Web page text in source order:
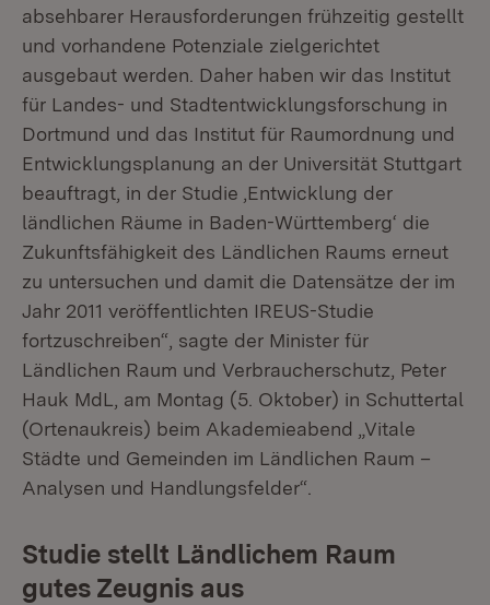
absehbarer Herausforderungen frühzeitig gestellt
und vorhandene Potenziale zielgerichtet
ausgebaut werden. Daher haben wir das Institut
für Landes- und Stadtentwicklungsforschung in
Dortmund und das Institut für Raumordnung und
Entwicklungsplanung an der Universität Stuttgart
beauftragt, in der Studie ‚Entwicklung der
ländlichen Räume in Baden-Württemberg‘ die
Zukunftsfähigkeit des Ländlichen Raums erneut
zu untersuchen und damit die Datensätze der im
Jahr 2011 veröffentlichten IREUS-Studie
fortzuschreiben“, sagte der Minister für
Ländlichen Raum und Verbraucherschutz, Peter
Hauk MdL, am Montag (5. Oktober) in Schuttertal
(Ortenaukreis) beim Akademieabend „Vitale
Städte und Gemeinden im Ländlichen Raum –
Analysen und Handlungsfelder“.
Studie stellt Ländlichem Raum
gutes Zeugnis aus